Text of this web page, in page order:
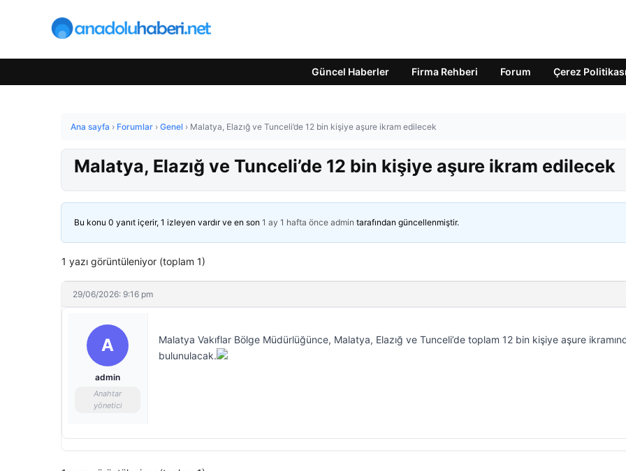
Güncel Haberler Firma Rehberi Forum Çerez Politikası
Ana sayfa › Forumlar › Genel › Malatya, Elazığ ve Tunceli’de 12 bin kişiye aşure ikram edilecek
Malatya, Elazığ ve Tunceli’de 12 bin kişiye aşure ikram edilecek
Bu konu 0 yanıt içerir, 1 izleyen vardır ve en son 1 ay 1 hafta önce admin tarafından güncellenmiştir.
1 yazı görüntüleniyor (toplam 1)
29/06/2026: 9:16 pm
A
admin
Anahtar
yönetici
Malatya Vakıflar Bölge Müdürlüğünce, Malatya, Elazığ ve Tunceli’de toplam 12 bin kişiye aşure
bulunulacak.